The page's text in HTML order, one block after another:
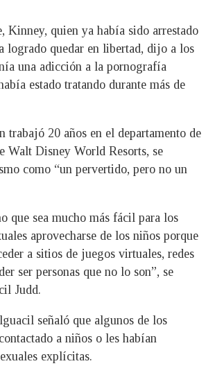
Kinney, quien ya había sido arrestado
logrado quedar en libertad, dijo a los
una adicción a la pornografía
estado tratando durante más de
trabajó 20 años en el departamento de
Walt Disney World Resorts, se
como “un pervertido, pero no un
que sea mucho más fácil para los
aprovecharse de los niños porque
a sitios de juegos virtuales, redes
ser personas que no lo son”, se
Judd.
señaló que algunos de los
a niños o les habían
explícitas.